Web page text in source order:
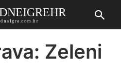
Zeleni